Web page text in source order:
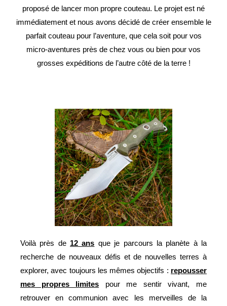
proposé de lancer mon propre couteau. Le projet est né
immédiatement et nous avons décidé de créer ensemble le
parfait couteau pour l’aventure, que cela soit pour vos
micro-aventures près de chez vous ou bien pour vos
grosses expéditions de l’autre côté de la terre !⁣
Voilà près de 12 ans que je parcours la planète à la
recherche de nouveaux défis et de nouvelles terres à
explorer, avec toujours les mêmes objectifs : repousser
mes propres limites pour me sentir vivant, me
retrouver en communion avec les merveilles de la